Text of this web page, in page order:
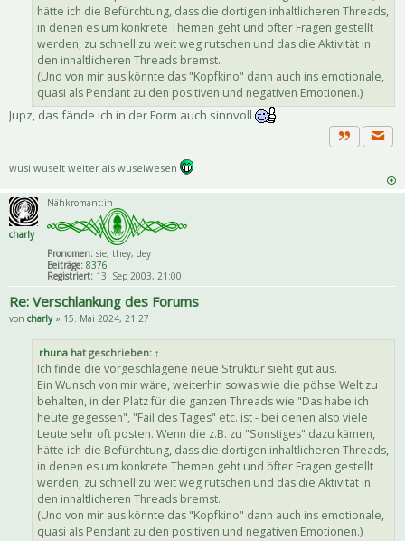
hätte ich die Befürchtung, dass die dortigen inhaltlicheren Threads,
in denen es um konkrete Themen geht und öfter Fragen gestellt
werden, zu schnell zu weit weg rutschen und das die Aktivität in
den inhaltlicheren Threads bremst.
(Und von mir aus könnte das "Kopfkino" dann auch ins emotionale,
quasi als Pendant zu den positiven und negativen Emotionen.)
Jupz, das fände ich in der Form auch sinnvoll
Zitat
wusi wuselt weiter als wuselwesen
charly
Nähkromant:in
Pronomen: sie, they, dey
Beiträge: 8376
Registriert: 13. Sep 2003, 21:00
Re: Verschlankung des Forums
von charly» 15. Mai 2024, 21:27
rhuna hat geschrieben: ↑
Ich finde die vorgeschlagene neue Struktur sieht gut aus.
Ein Wunsch von mir wäre, weiterhin sowas wie die pöhse Welt zu
behalten, in der Platz für die ganzen Threads wie "Das habe ich
heute gegessen", "Fail des Tages" etc. ist - bei denen also viele
Leute sehr oft posten. Wenn die z.B. zu "Sonstiges" dazu kämen,
hätte ich die Befürchtung, dass die dortigen inhaltlicheren Threads,
in denen es um konkrete Themen geht und öfter Fragen gestellt
werden, zu schnell zu weit weg rutschen und das die Aktivität in
den inhaltlicheren Threads bremst.
(Und von mir aus könnte das "Kopfkino" dann auch ins emotionale,
quasi als Pendant zu den positiven und negativen Emotionen.)